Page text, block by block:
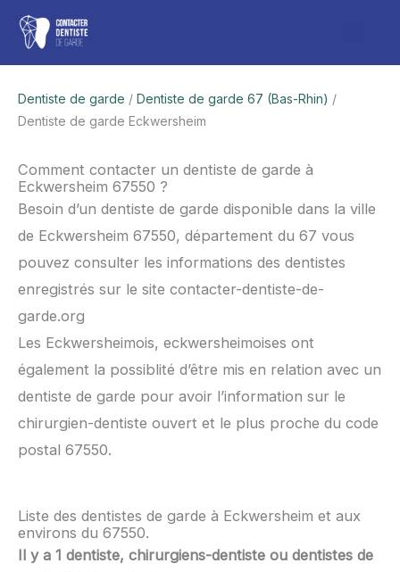
Aller
contenu
Dentiste de garde / Dentiste de garde 67 (Bas-Rhin) /
Dentiste de garde Eckwersheim
Comment contacter un dentiste de garde à
Eckwersheim 67550 ?
Besoin d’un dentiste de garde disponible dans la ville
de Eckwersheim 67550, département du 67 vous
pouvez consulter les informations des dentistes
enregistrés sur le site contacter-dentiste-de-
garde.org
Les Eckwersheimois, eckwersheimoises ont
également la possiblité d’être mis en relation avec un
dentiste de garde pour avoir l’information sur le
chirurgien-dentiste ouvert et le plus proche du code
postal 67550.
Liste des dentistes de garde à Eckwersheim et aux
environs du 67550.
Il y a 1 dentiste, chirurgiens-dentiste ou dentistes de